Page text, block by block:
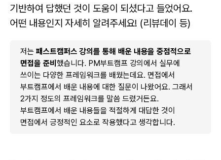
기반하여 답했던 것이 도움이 되셨다고 들었어요.
어떤 내용인지 자세히 알려주세요! (리뷰데이 등)
저는 패스트캠퍼스 강의를 통해 배운 내용을 중점적으로
면접을 준비 했습니다. PM부트캠프 강의에서 실무에
쓰이는 다양한 프레임워크를 배웠는데요. 면접에서
부트캠프에서 배운 내용에 대한 질문이 나왔어요. 그래서
2가지 정도의 프레임워크를 말씀 드렸거든요.
부트캠프에서 배운 내용들을 적절하게 대답한 것이
면접에서 긍정적인 요소로 작용했다고 생각합니다.